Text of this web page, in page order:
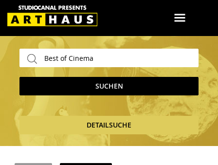
SUCHEN
DETAILSUCHE